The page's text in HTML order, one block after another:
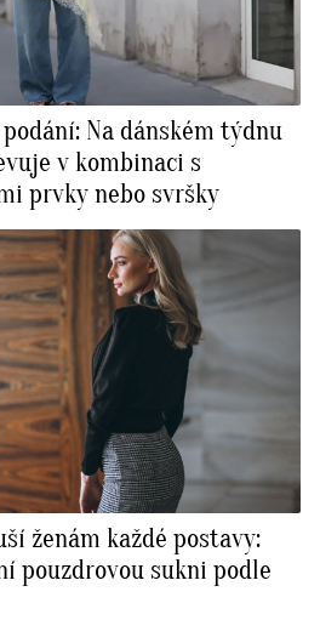
Na dánském týdnu
v kombinaci s
prvky nebo svršky
ženám každé postavy:
pouzdrovou sukni podle